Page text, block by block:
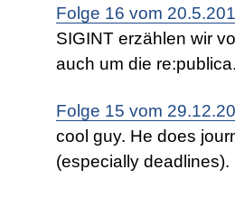
Folge 16 vom
SIGINT erzählen wir
auch um die
Folge 15 vom
cool guy. He does
(especially deadlines).